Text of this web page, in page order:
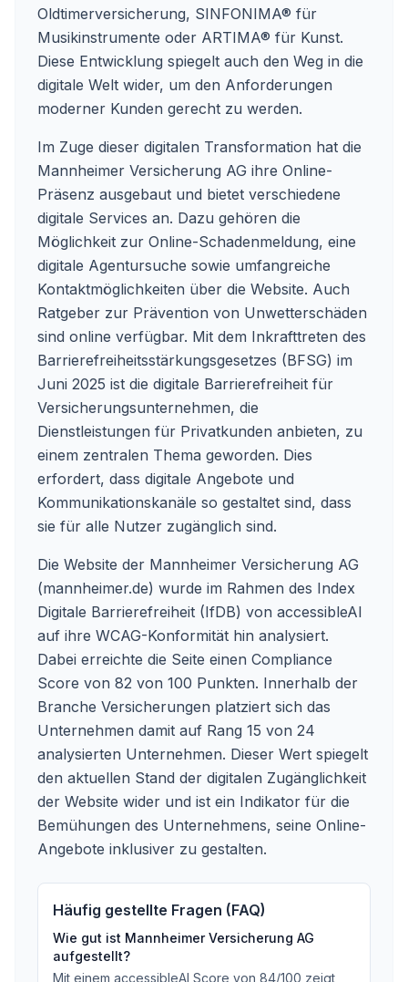
Oldtimerversicherung, SINFONIMA® für
Musikinstrumente oder ARTIMA® für Kunst.
Diese Entwicklung spiegelt auch den Weg in die
digitale Welt wider, um den Anforderungen
moderner Kunden gerecht zu werden.
Im Zuge dieser digitalen Transformation hat die
Mannheimer Versicherung AG ihre Online-
Präsenz ausgebaut und bietet verschiedene
digitale Services an. Dazu gehören die
Möglichkeit zur Online-Schadenmeldung, eine
digitale Agentursuche sowie umfangreiche
Kontaktmöglichkeiten über die Website. Auch
Ratgeber zur Prävention von Unwetterschäden
sind online verfügbar. Mit dem Inkrafttreten des
Barrierefreiheitsstärkungsgesetzes (BFSG) im
Juni 2025 ist die digitale Barrierefreiheit für
Versicherungsunternehmen, die
Dienstleistungen für Privatkunden anbieten, zu
einem zentralen Thema geworden. Dies
erfordert, dass digitale Angebote und
Kommunikationskanäle so gestaltet sind, dass
sie für alle Nutzer zugänglich sind.
Die Website der Mannheimer Versicherung AG
(mannheimer.de) wurde im Rahmen des Index
Digitale Barrierefreiheit (IfDB) von accessibleAI
auf ihre WCAG-Konformität hin analysiert.
Dabei erreichte die Seite einen Compliance
Score von 82 von 100 Punkten. Innerhalb der
Branche Versicherungen platziert sich das
Unternehmen damit auf Rang 15 von 24
analysierten Unternehmen. Dieser Wert spiegelt
den aktuellen Stand der digitalen Zugänglichkeit
der Website wider und ist ein Indikator für die
Bemühungen des Unternehmens, seine Online-
Angebote inklusiver zu gestalten.
Häufig gestellte Fragen (FAQ)
Wie gut ist Mannheimer Versicherung AG
aufgestellt?
Mit einem accessibleAI Score von 84/100 zeigt